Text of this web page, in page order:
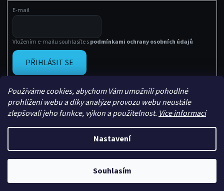
Používáme cookies, abychom Vám umožnili pohodlné
prohlížení webu a díky analýze provozu webu neustále
zlepšovali jeho funkce, výkon a použitelnost. Více informací
Nastavení
Souhlasím
E-mail
Vložením e-mailu souhlasíte spodmínkami ochrany osobních údajů
PŘIHLÁSIT SE
Vytvořil Shoptet
Copyright 2026Sachasport. Všechna práva vyhrazena.
UpravilLe Artist